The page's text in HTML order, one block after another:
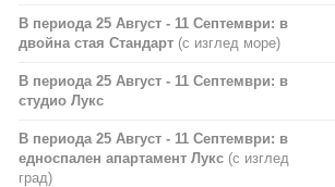
В периода 25 Август - 11 Септември: в
двойна стая Стандарт (с изглед море)
В периода 25 Август - 11 Септември: в
студио Лукс
В периода 25 Август - 11 Септември: в
едноспален апартамент Лукс (с изглед
град)